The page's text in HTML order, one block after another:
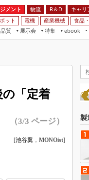
メント 物流 R＆D
キャリ
ット 電機 産業機械 食品
品質
展示会
特集
ebook
「定着
（3/3 ページ）
[池谷翼 ， MONOist]
製